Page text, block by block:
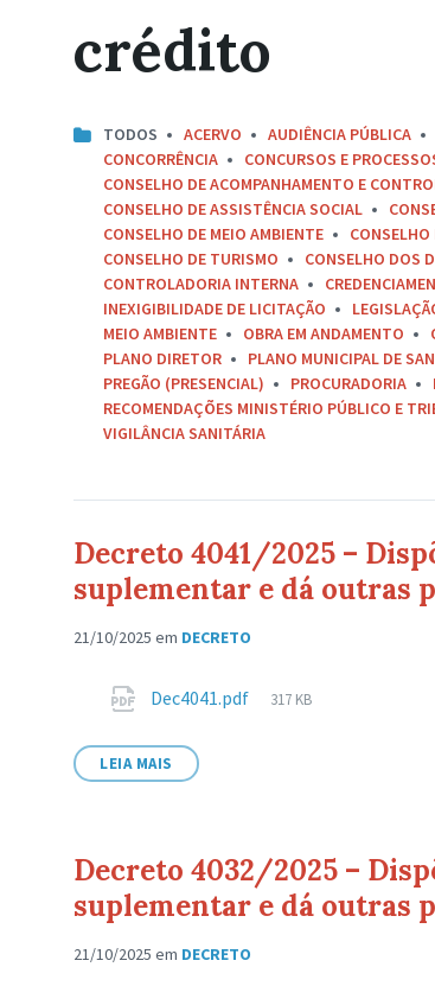
crédito
TODOS ACERVO AUDIÊNCIA PÚBLICA
CONCORRÊNCIA
CONCURSOS E
CONSELHO DE ACOMPANHAMENTO E
CONSELHO DE ASSISTÊNCIA SOCIAL
CONSELHO DE MEIO AMBIENTE
CONSELHO
CONSELHO DE TURISMO
CONSELHO DOS
CONTROLADORIA INTERNA
INEXIGIBILIDADE DE LICITAÇÃO
MEIO AMBIENTE
OBRA EM ANDAMENTO
PLANO DIRETOR
PLANO MUNICIPAL DE
PREGÃO (PRESENCIAL)
PROCURADORIA
RECOMENDAÇÕES MINISTÉRIO PÚBLICO E
VIGILÂNCIA SANITÁRIA
Decreto 4041/2025 –
suplementar e dá outras
21/10/2025 em DECRETO
AnexosDec4041.pdf
Tamanho
317 KB
LEIA MAIS
Decreto 4032/2025 –
suplementar e dá outras
21/10/2025 em DECRETO